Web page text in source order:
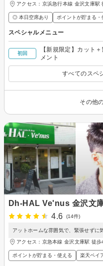
アクセス：京浜急行本線 金沢文庫駅
◎ 本日空席あり ポイントが貯まる・
スペシャルメニュー
初回
【新規限定】カット
メント
すべてのスペ
その他
Dh-HAL Ve'nus 金沢文
4.6
(14件)
アットホームな雰囲気で、緊張せずに
アクセス：京急本線 金沢文庫駅 徒歩
ポイントが貯まる・使える 楽天ペイ